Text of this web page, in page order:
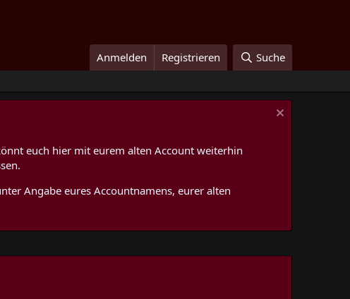
Anmelden Registrieren Suche
euch hier mit eurem alten Account weiterhin
Angabe eures Accountnamens, eurer alten